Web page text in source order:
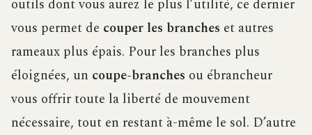
outils dont vous aurez le plus l’utilité, ce dernier
vous permet de couper les branches et autres
rameaux plus épais. Pour les branches plus
éloignées, un coupe-branches ou ébrancheur
vous offrir toute la liberté de mouvement
nécessaire, tout en restant à-même le sol. D’autre